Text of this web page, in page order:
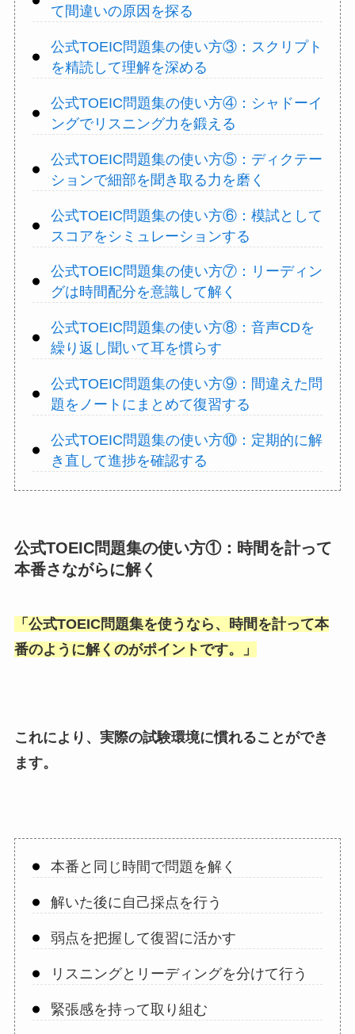
て間違いの原因を探る
公式TOEIC問題集の使い方③：スクリプト
を精読して理解を深める
公式TOEIC問題集の使い方④：シャドーイ
ングでリスニング力を鍛える
公式TOEIC問題集の使い方⑤：ディクテー
ションで細部を聞き取る力を磨く
公式TOEIC問題集の使い方⑥：模試として
スコアをシミュレーションする
公式TOEIC問題集の使い方⑦：リーディン
グは時間配分を意識して解く
公式TOEIC問題集の使い方⑧：音声CDを
繰り返し聞いて耳を慣らす
公式TOEIC問題集の使い方⑨：間違えた問
題をノートにまとめて復習する
公式TOEIC問題集の使い方⑩：定期的に解
き直して進捗を確認する
公式TOEIC問題集の使い方①：時間を計って
本番さながらに解く
「 公式TOEIC問題集を使うなら、時間を計って本
番のように解くのがポイントです。
」
これにより、実際の試験環境に慣れることができ
ます。
本番と同じ時間で問題を解く
解いた後に自己採点を行う
弱点を把握して復習に活かす
リスニングとリーディングを分けて行う
緊張感を持って取り組む